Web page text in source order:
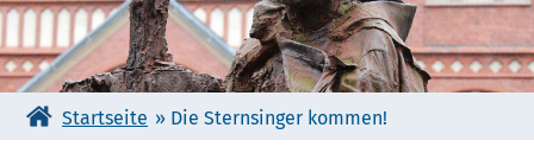
Startseite » Die Sternsinger kommen!